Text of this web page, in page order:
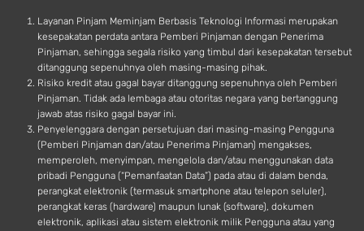
d
Layanan Pinjam Meminjam Berbasis Teknologi Informasi merupakan
kesepakatan perdata antara Pemberi Pinjaman dengan Penerima
Pinjaman, sehingga segala risiko yang timbul dari kesepakatan tersebut
ditanggung sepenuhnya oleh masing-masing pihak.
Risiko kredit atau gagal bayar ditanggung sepenuhnya oleh Pemberi
Pinjaman. Tidak ada lembaga atau otoritas negara yang bertanggung
jawab atas risiko gagal bayar ini.
Penyelenggara dengan persetujuan dari masing-masing Pengguna
(Pemberi Pinjaman dan/atau Penerima Pinjaman) mengakses,
memperoleh, menyimpan, mengelola dan/atau menggunakan data
pribadi Pengguna (“Pemanfaatan Data”) pada atau di dalam benda,
perangkat elektronik (termasuk smartphone atau telepon seluler),
perangkat keras (hardware) maupun lunak (software), dokumen
elektronik, aplikasi atau sistem elektronik milik Pengguna atau yang